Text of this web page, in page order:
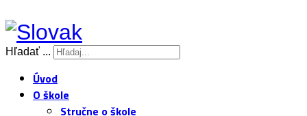
Hľadať ...
Úvod
O škole
Stručne o škole